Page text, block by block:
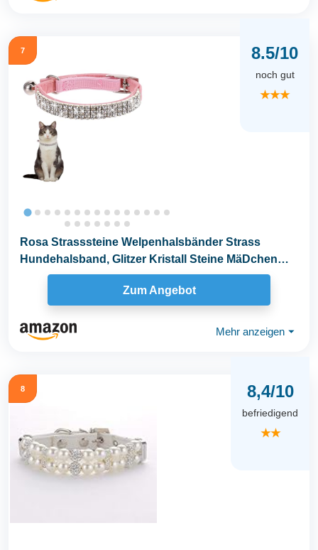
7 8.5/10
noch gut
★★★
Rosa Strasssteine Welpenhalsbänder Strass
Hundehalsband, Glitzer Kristall Steine MäDchen
Halsband...
Zum Angebot
Mehr anzeigen ⏷
8 8,4/10
befriedigend
★★